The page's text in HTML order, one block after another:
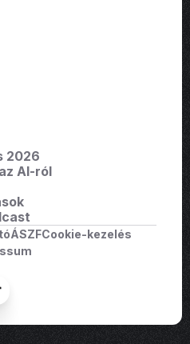
2026
AI-ról
ÁSZFCookie-kezelés